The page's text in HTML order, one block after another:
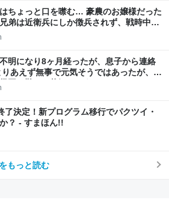
ちょっと口を噤む… 豪農のお嬢様だった
弟は近衛兵にしか徴兵されず、戦時中も
った
明になり8ヶ月経ったが、息子から連絡
あえず無事で元気そうではあったが、居
国も難しい状況のよう
決定！新プログラム移行でパクツイ・
？ - すまほん!!
もっと読む